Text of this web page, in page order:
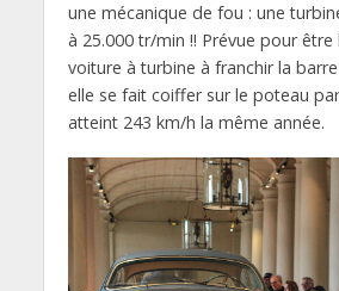
une mécanique de fou : une
à 25.000 tr/min !! Prévue pour être
voiture à turbine à franchir la
elle se fait coiffer sur le poteau
atteint 243 km/h la même année.